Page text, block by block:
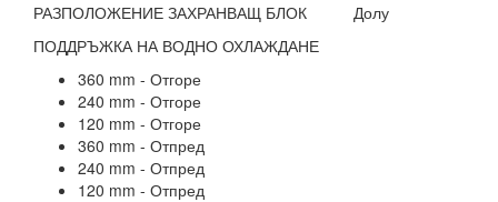
РАЗПОЛОЖЕНИЕ ЗАХРАНВАЩ БЛОК
Долу
ПОДДРЪЖКА НА ВОДНО ОХЛАЖДАНЕ
360 mm - Отгоре
240 mm - Отгоре
120 mm - Отгоре
360 mm - Отпред
240 mm - Отпред
120 mm - Отпред